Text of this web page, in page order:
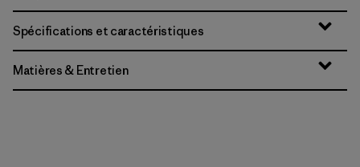
Spécifications et caractéristiques
Matières & Entretien